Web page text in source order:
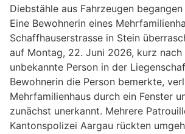
Diebstähle aus Fahrzeugen
Eine Bewohnerin eines
Schaffhauserstrasse in Stein
auf Montag, 22. Juni 2026, kurz nach
unbekannte Person in der
Bewohnerin die Person bemerkte,
Mehrfamilienhaus durch ein Fenster
zunächst unerkannt. Mehrere
Kantonspolizei Aargau rückten